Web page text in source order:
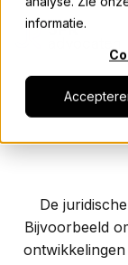
informatie.
Dienstverlening
Actueel
De
Bijvoorbeeld